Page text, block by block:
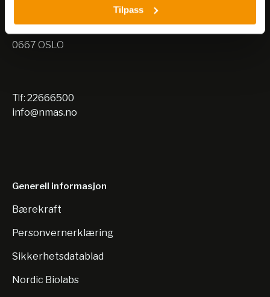
Tilpass
0667 OSLO
Tlf: 22666500
info@nmas.no
Generell informasjon
Bærekraft
Personvernerklæring
Sikkerhetsdatablad
Nordic Biolabs